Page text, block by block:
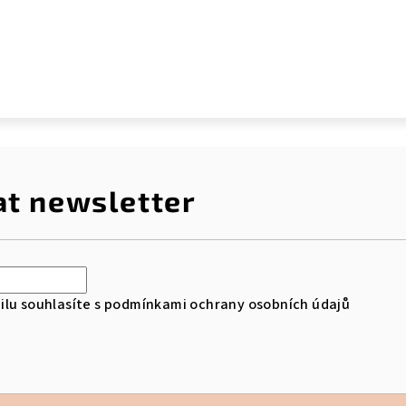
newsletter
souhlasíte s podmínkami ochrany osobních údajů